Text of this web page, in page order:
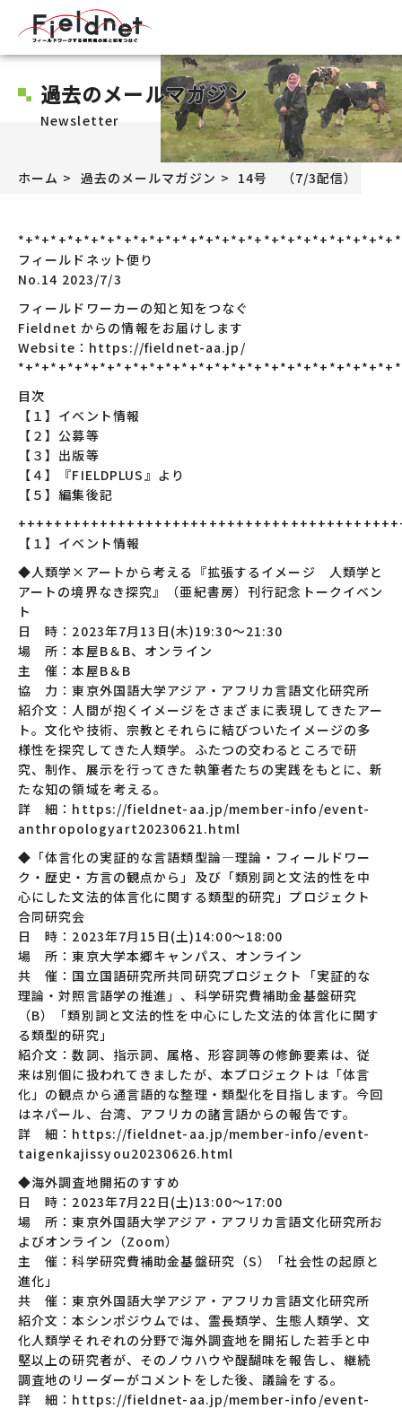
過去のメールマガジン
Newsletter
ホーム 過去のメールマガジン 14号 （7/3配信）
フィールドネット便り
No.14 2023/7/3
フィールドワーカーの知と知をつなぐ
Fieldnet からの情報をお届けします
Website：https://fieldnet-aa.jp/
目次
【１】イベント情報
【２】公募等
【３】出版等
【４】『FIELDPLUS』より
【５】編集後記
【１】イベント情報
◆人類学×アートから考える『拡張するイメージ 人類学と
アートの境界なき探究』（亜紀書房）刊行記念トークイベン
ト
日 時：2023年7月13日(木)19:30〜21:30
場 所：本屋B＆B、オンライン
主 催：本屋B＆B
協 力：東京外国語大学アジア・アフリカ言語文化研究所
紹介文：人間が抱くイメージをさまざまに表現してきたアー
ト。文化や技術、宗教とそれらに結びついたイメージの多
様性を探究してきた人類学。ふたつの交わるところで研
究、制作、展示を行ってきた執筆者たちの実践をもとに、新
たな知の領域を考える。
詳 細：https://fieldnet-aa.jp/member-info/event-
anthropologyart20230621.html
◆「体言化の実証的な言語類型論―理論・フィールドワー
ク・歴史・方言の観点から」及び「類別詞と文法的性を中
心にした文法的体言化に関する類型的研究」プロジェクト
合同研究会
日 時：2023年7月15日(土)14:00～18:00
場 所：東京大学本郷キャンパス、オンライン
共 催：国立国語研究所共同研究プロジェクト「実証的な
理論・対照言語学の推進」、科学研究費補助金基盤研究
（B）「類別詞と文法的性を中心にした文法的体言化に関す
る類型的研究」
紹介文：数詞、指示詞、属格、形容詞等の修飾要素は、従
来は別個に扱われてきましたが、本プロジェクトは「体言
化」の観点から通言語的な整理・類型化を目指します。今回
はネパール、台湾、アフリカの諸言語からの報告です。
詳 細：https://fieldnet-aa.jp/member-info/event-
taigenkajissyou20230626.html
◆海外調査地開拓のすすめ
日 時：2023年7月22日(土)13:00～17:00
場 所：東京外国語大学アジア・アフリカ言語文化研究所お
よびオンライン（Zoom）
主 催：科学研究費補助金基盤研究（S）「社会性の起原と
進化」
共 催：東京外国語大学アジア・アフリカ言語文化研究所
紹介文：本シンポジウムでは、霊長類学、生態人類学、文
化人類学それぞれの分野で海外調査地を開拓した若手と中
堅以上の研究者が、そのノウハウや醍醐味を報告し、継続
調査地のリーダーがコメントをした後、議論をする。
詳 細：https://fieldnet-aa.jp/member-info/event-